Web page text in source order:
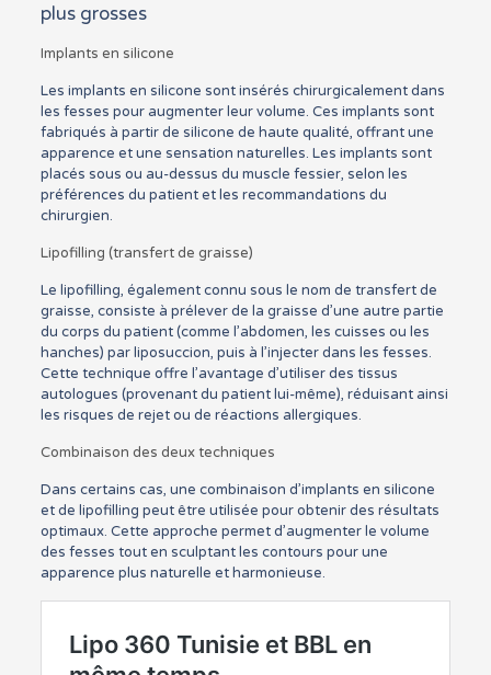
plus grosses
Implants en silicone
Les implants en silicone sont insérés chirurgicalement dans
les fesses pour augmenter leur volume. Ces implants sont
fabriqués à partir de silicone de haute qualité, offrant une
apparence et une sensation naturelles. Les implants sont
placés sous ou au-dessus du muscle fessier, selon les
préférences du patient et les recommandations du
chirurgien.
Lipofilling (transfert de graisse)
Le lipofilling, également connu sous le nom de transfert de
graisse, consiste à prélever de la graisse d’une autre partie
du corps du patient (comme l’abdomen, les cuisses ou les
hanches) par liposuccion, puis à l’injecter dans les fesses.
Cette technique offre l’avantage d’utiliser des tissus
autologues (provenant du patient lui-même), réduisant ainsi
les risques de rejet ou de réactions allergiques.
Combinaison des deux techniques
Dans certains cas, une combinaison d’implants en silicone
et de lipofilling peut être utilisée pour obtenir des résultats
optimaux. Cette approche permet d’augmenter le volume
des fesses tout en sculptant les contours pour une
apparence plus naturelle et harmonieuse.